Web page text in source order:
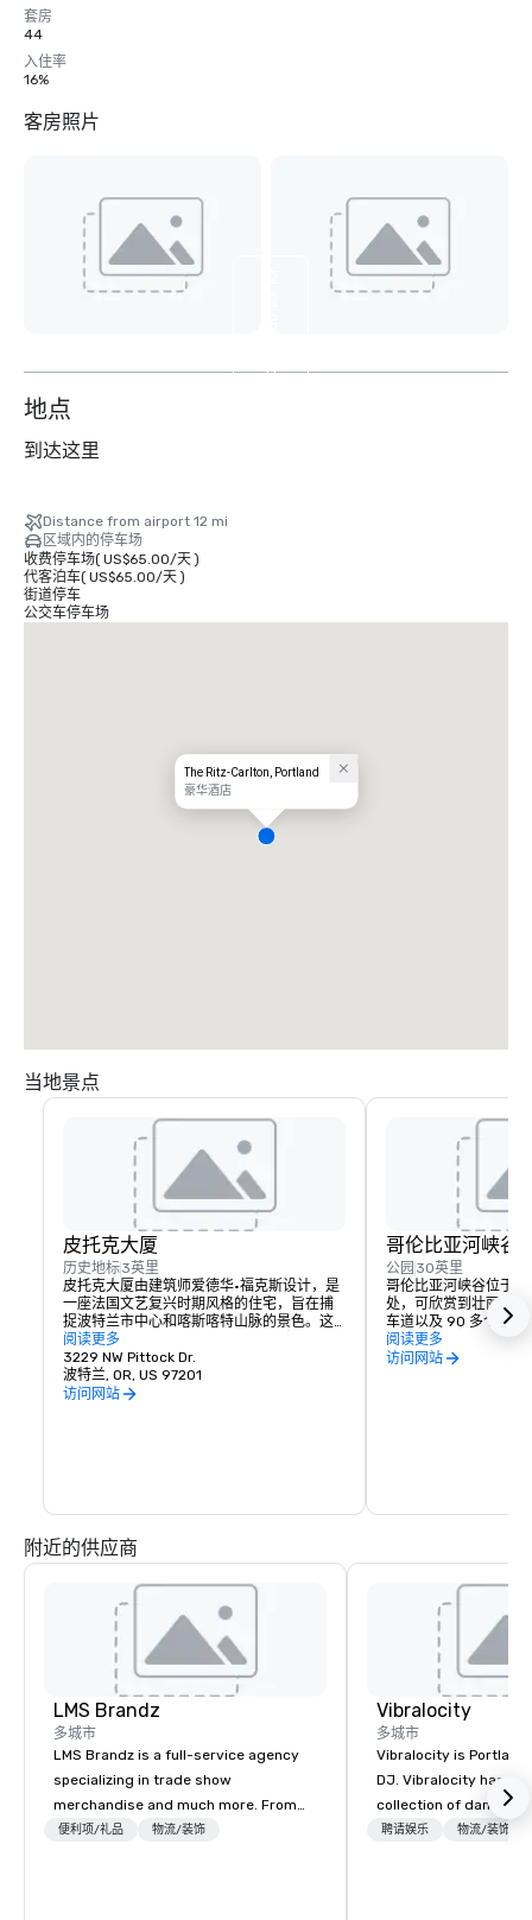
套房
44
入住率
16%
客房照片
11
地点
到达这里
Distance from airport 12 mi
区域内的停车场
收费停车场( US$65.00/天)
代客泊车( US$65.00/天)
街道停车
公交车停车场
The Ritz-Carlton, Portland
豪华酒店
当地景点
皮托克大厦
历史地标3英里
皮托克大厦由建筑师爱德华·福克斯设计，是
一座法国文艺复兴时期风格的住宅，旨在捕
捉波特兰市中心和喀斯喀特山脉的景色。这
段历史建于 1912 年，是为《俄勒冈报》的编
辑亨利·皮托克建造的，至今仍保留了这段历
史，游客可以一睹波特兰在起步阶段的生
活。
阅读更多
3229 NW Pittock Dr.
波特兰, OR, US 97201
访问网站
哥伦比亚河峡谷
公园 30英里
哥伦比亚河峡谷位于
处，可欣赏到壮丽的
车道以及 90 多个瀑布
方包括摩特诺玛瀑布
House、胡德河水果
阅读更多
访问网站
附近的供应商
LMS Brandz
多城市
LMS Brandz is a full-service agency
specializing in trade show
merchandise and much more. From
booth giveaways and branded apparel
便利项/礼品 物流/装饰
Vibralocity
多城市
Vibralocity is
DJ. Vibralocity has an
collection of dance
to fit any
聘请娱乐 物流/装饰